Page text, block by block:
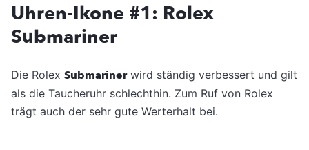
Uhren-Ikone #1: Rolex
Submariner
Die Rolex Submarinerwird ständig verbessert und gilt
als die Taucheruhr schlechthin. Zum Ruf von Rolex
trägt auch der sehr gute Werterhalt bei.